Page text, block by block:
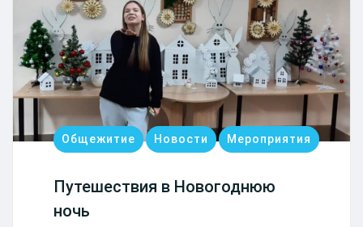
Общежитие Новости Мероприятия
Путешествия в Новогоднюю
ночь